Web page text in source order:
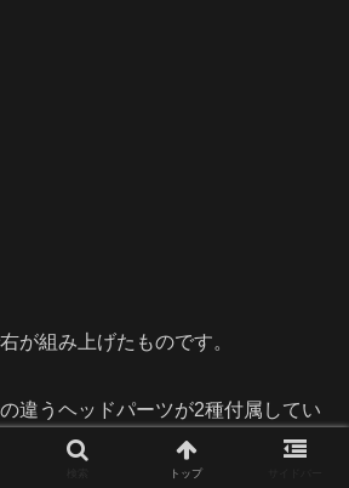
が組み上げたものです。
違うヘッドパーツが2種付属してい
ラ？)は1つしかない為、差し替え前
のみです。
トップ